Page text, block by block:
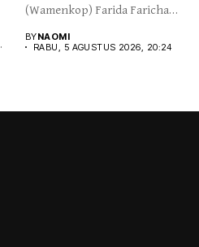
(Wamenkop) Farida Farichah
BYNAOMI
RABU, 5 AGUSTUS 2026, 20:24